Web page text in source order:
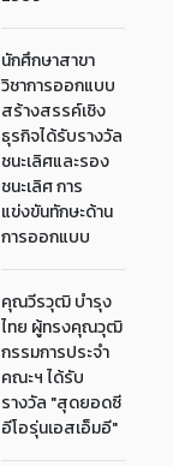
นักศึกษาสาขา
วิชาการออกแบบ
สร้างสรรค์เชิง
ธุรกิจได้รับรางวัล
ชนะเลิศและรอง
ชนะเลิศ การ
แข่งขันทักษะด้าน
การออกแบบ
คุณวีรวุฒิ บำรุง
ไทย ผู้ทรงคุณวุฒิ
กรรมการประจำ
คณะฯ ได้รับ
รางวัล "สุดยอดซี
อีโอรุ่นเอสเอ็มอี"